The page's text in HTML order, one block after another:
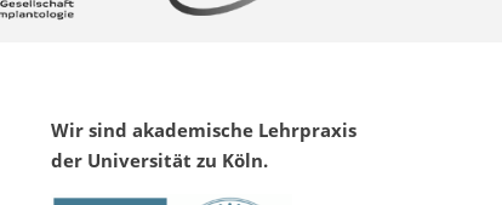
Wir sind akademische Lehrpraxis
der Universität zu Köln.